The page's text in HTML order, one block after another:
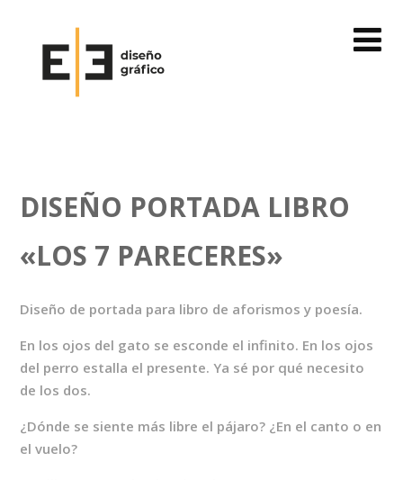
DISEÑO PORTADA LIBRO
«LOS 7 PARECERES»
Diseño de portada para libro de aforismos y poesía.
En los ojos del gato se esconde el infinito. En los ojos
del perro estalla el presente. Ya sé por qué necesito
de los dos.
¿Dónde se siente más libre el pájaro? ¿En el canto o en
el vuelo?